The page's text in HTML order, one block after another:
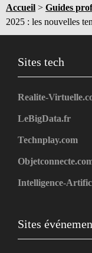
Accueil > Guides
2025 : les nouvelles
Sites tech
Realite-
LeBigData.fr
Technplay.com
Intelligence-
Sites